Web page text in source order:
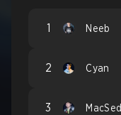
1 Neeb
2 Cyan
3 MacSed